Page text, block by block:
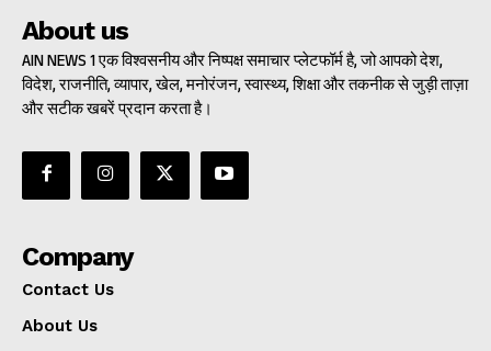
About us
AIN NEWS 1 एक विश्वसनीय और निष्पक्ष समाचार प्लेटफॉर्म है, जो आपको देश,
विदेश, राजनीति, व्यापार, खेल, मनोरंजन, स्वास्थ्य, शिक्षा और तकनीक से जुड़ी ताज़ा
और सटीक खबरें प्रदान करता है।
Company
Contact Us
About Us